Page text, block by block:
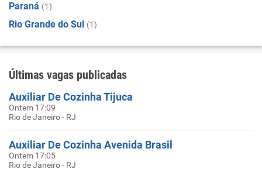
Paraná (1)
Rio Grande do Sul (1)
Últimas vagas publicadas
Auxiliar De Cozinha Tijuca
Ontem 17:09
Rio de Janeiro - RJ
Auxiliar De Cozinha Avenida Brasil
Ontem 17:05
Rio de Janeiro - RJ